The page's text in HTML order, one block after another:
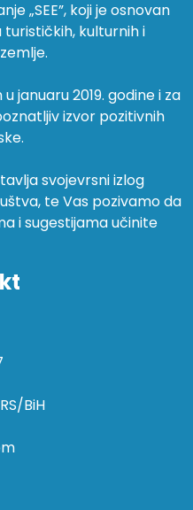
„SEE”, koji je osnovan
kulturnih i
januaru 2019. godine i za
izvor pozitivnih
svojevrsni izlog
te Vas pozivamo da
i sugestijama učinite
BiH